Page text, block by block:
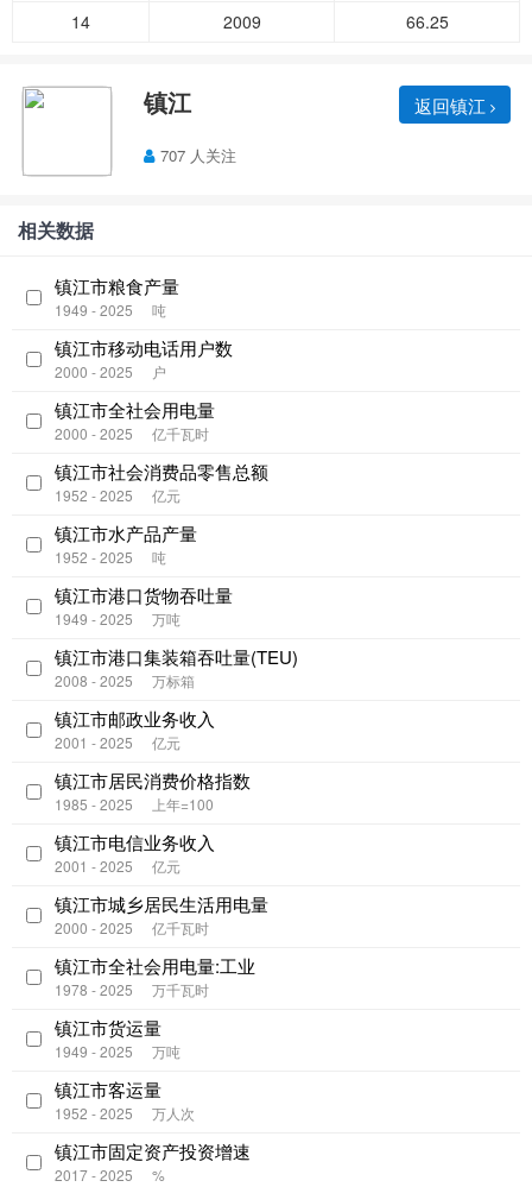
14
2009 66.25
镇江 返回镇江
707 人关注
相关数据
镇江市粮食产量
1949 - 2025 吨
镇江市移动电话用户数
2000 - 2025 户
镇江市全社会用电量
2000 - 2025 亿千瓦时
镇江市社会消费品零售总额
1952 - 2025 亿元
镇江市水产品产量
1952 - 2025 吨
镇江市港口货物吞吐量
1949 - 2025 万吨
镇江市港口集装箱吞吐量(TEU)
2008 - 2025 万标箱
镇江市邮政业务收入
2001 - 2025 亿元
镇江市居民消费价格指数
1985 - 2025 上年=100
镇江市电信业务收入
2001 - 2025 亿元
镇江市城乡居民生活用电量
2000 - 2025 亿千瓦时
镇江市全社会用电量:工业
1978 - 2025 万千瓦时
镇江市货运量
1949 - 2025 万吨
镇江市客运量
1952 - 2025 万人次
镇江市固定资产投资增速
2017 - 2025 %